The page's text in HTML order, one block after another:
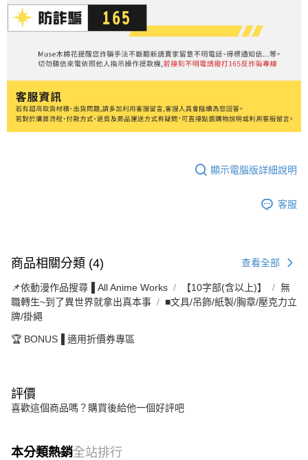
顯示電腦版詳細說明
客服
商品相關分類 (4) 查看全部
📌依動漫作品搜尋▐ All Anime Works 【10字部(含以上)】
無
職轉生~到了異世界就拿出真本事
■文具/吊飾/紙製/胸章/壓克力立
牌/掛繩
🏆 BONUS▐ 適用折價券專區
評價
喜歡這個商品嗎？購買後給他一個好評吧
本分類熱銷全站排行